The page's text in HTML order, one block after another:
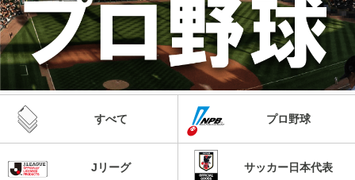
すべて プロ野球
Jリーグ サッカー日本代表